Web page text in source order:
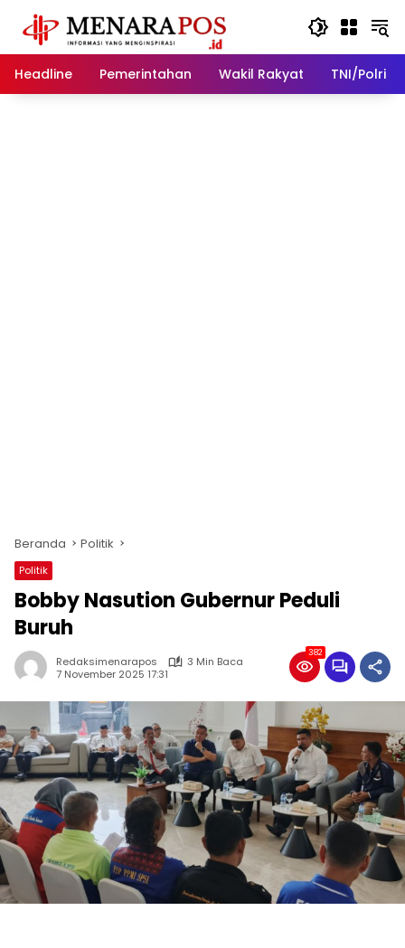
konten
Headline
Pemerintahan Wakil Rakyat TNI/Polri
Beranda Politik
Politik
Bobby Nasution Gubernur Peduli
Buruh
Redaksimenarapos
3 Min Baca
7 November 2025 17:31
382